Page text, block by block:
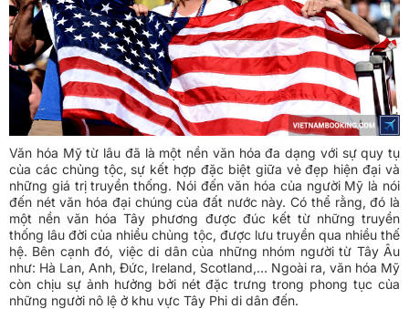
Văn hóa Mỹ từ lâu đã là một nền văn hóa đa dạng với sự quy tụ
của các chủng tộc, sự kết hợp đặc biệt giữa vẻ đẹp hiện đại và
những giá trị truyền thống. Nói đến văn hóa của người Mỹ là nói
đến nét văn hóa đại chúng của đất nước này. Có thể rằng, đó là
một nền văn hóa Tây phương được đúc kết từ những truyền
thống lâu đời của nhiều chủng tộc, được lưu truyền qua nhiều thế
hệ. Bên cạnh đó, việc di dân của những nhóm người từ Tây Âu
như: Hà Lan, Anh, Đức, Ireland, Scotland,… Ngoài ra, văn hóa Mỹ
còn chịu sự ảnh hưởng bởi nét đặc trưng trong phong tục của
những người nô lệ ở khu vực Tây Phi di dân đến.